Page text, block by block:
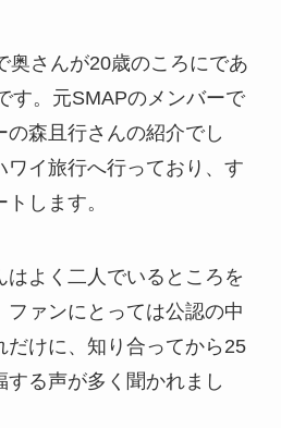
奥さんが20歳のころにであ
す。元SMAPのメンバーで
森且行さんの紹介でし
ワイ旅行へ行っており、す
します。
よく二人でいるところを
ファンにとっては公認の中
だけに、知り合ってから25
る声が多く聞かれまし